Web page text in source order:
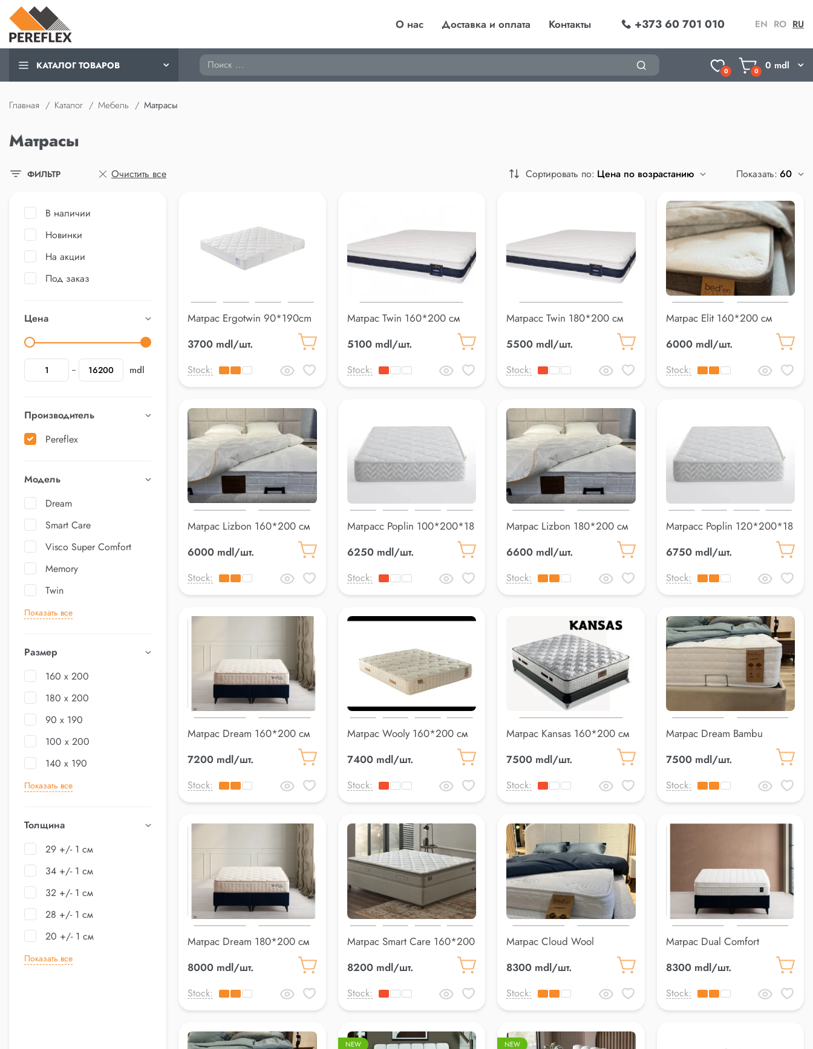
О нас Доставка и оплата Контакты +373 60 701 010 EN RO RU
КАТАЛОГ ТОВАРОВ Поиск
0 0 0 mdl
Главная Каталог Мебель Матрасы
Матрасы
ФИЛЬТР Очистить все Сортировать по: Показать:
В наличии
Новинки
На акции
Под заказ
Цена
mdl
Производитель
Pereflex
Модель
Dream
Smart Care
Visco Super Comfort
Memory
Twin
Показать все
Размер
160 x 200
180 x 200
90 x 190
100 x 200
140 x 190
Показать все
Толщина
29 +/- 1 см
34 +/- 1 см
32 +/- 1 см
28 +/- 1 см
20 +/- 1 см
Показать все
Матрас Ergotwin 90*190cm
3700 mdl/шт.
Stock:
Матрас Twin 160*200 см
5100 mdl/шт.
Stock:
Матрасс Twin 180*200 см
5500 mdl/шт.
Stock:
Матрас Elit 160*200 см
6000 mdl/шт.
Stock:
Матрас Lizbon 160*200 см
6000 mdl/шт.
Stock:
Матрасс Poplin 100*200*18
6250 mdl/шт.
Stock:
Матрас Lizbon 180*200 см
6600 mdl/шт.
Stock:
Матрасс Poplin 120*200*18
6750 mdl/шт.
Stock:
Матрас Dream 160*200 см
7200 mdl/шт.
Stock:
Матрас Wooly 160*200 см
7400 mdl/шт.
Stock:
Матрас Kansas 160*200 см
7500 mdl/шт.
Stock:
Матрас Dream Bambu
7500 mdl/шт.
Stock:
Матрас Dream 180*200 см
8000 mdl/шт.
Stock:
Матрас Smart Care 160*200
8200 mdl/шт.
Stock:
Матрас Cloud Wool
8300 mdl/шт.
Stock:
Матрас Dual Comfort
8300 mdl/шт.
Stock:
NEW NEW